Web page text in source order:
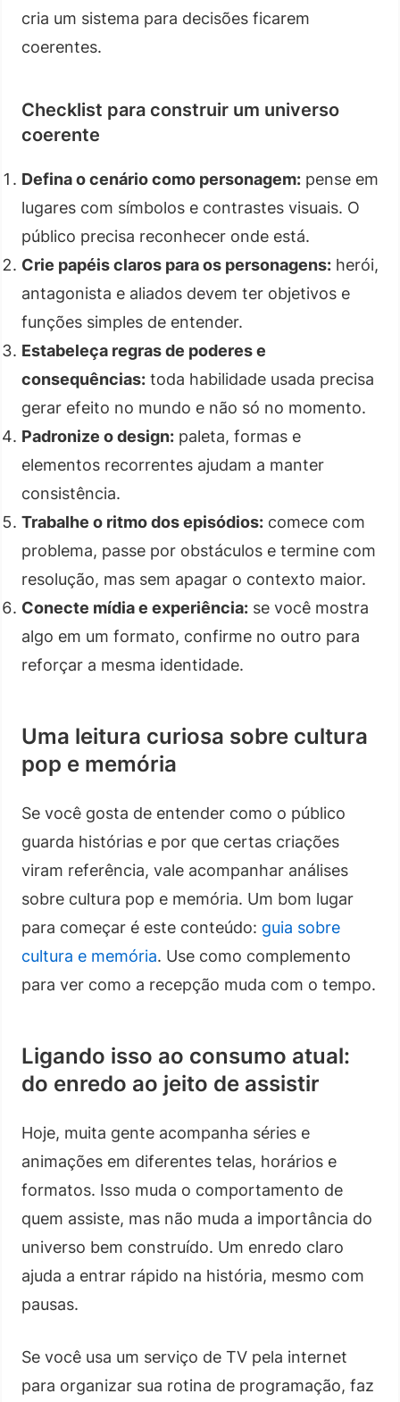
cria um sistema para decisões ficarem
coerentes.
Checklist para construir um universo
coerente
Defina o cenário como personagem: pense em
lugares com símbolos e contrastes visuais. O
público precisa reconhecer onde está.
Crie papéis claros para os personagens: herói,
antagonista e aliados devem ter objetivos e
funções simples de entender.
Estabeleça regras de poderes e
consequências: toda habilidade usada precisa
gerar efeito no mundo e não só no momento.
Padronize o design: paleta, formas e
elementos recorrentes ajudam a manter
consistência.
Trabalhe o ritmo dos episódios: comece com
problema, passe por obstáculos e termine com
resolução, mas sem apagar o contexto maior.
Conecte mídia e experiência: se você mostra
algo em um formato, confirme no outro para
reforçar a mesma identidade.
Uma leitura curiosa sobre cultura
pop e memória
Se você gosta de entender como o público
guarda histórias e por que certas criações
viram referência, vale acompanhar análises
sobre cultura pop e memória. Um bom lugar
para começar é este conteúdo: guia sobre
cultura e memória. Use como complemento
para ver como a recepção muda com o tempo.
Ligando isso ao consumo atual:
do enredo ao jeito de assistir
Hoje, muita gente acompanha séries e
animações em diferentes telas, horários e
formatos. Isso muda o comportamento de
quem assiste, mas não muda a importância do
universo bem construído. Um enredo claro
ajuda a entrar rápido na história, mesmo com
pausas.
Se você usa um serviço de TV pela internet
para organizar sua rotina de programação, faz